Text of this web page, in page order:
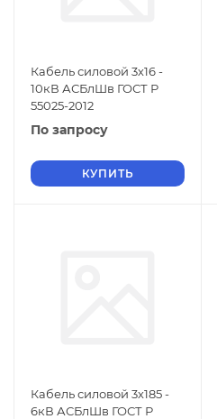
Кабель силовой 3х16 -
10кВ АСБлШв ГОСТ Р
55025-2012
По запросу
КУПИТЬ
Кабель силовой 3х185 -
6кВ АСБлШв ГОСТ Р